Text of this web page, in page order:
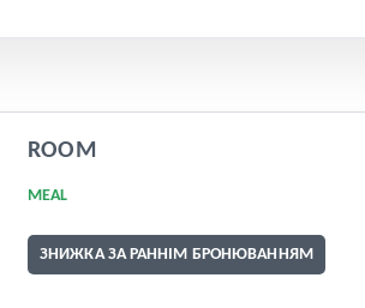
ROOM
MEAL
ЗНИЖКА ЗА РАННІМ БРОНЮВАННЯМ